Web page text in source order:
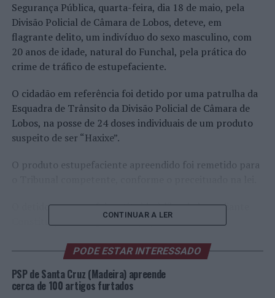
Segurança Pública, quarta-feira, dia 18 de maio, pela
Divisão Policial de Câmara de Lobos, deteve, em
flagrante delito, um indivíduo do sexo masculino, com
20 anos de idade, natural do Funchal, pela prática do
crime de tráfico de estupefaciente.
O cidadão em referência foi detido por uma patrulha da
Esquadra de Trânsito da Divisão Policial de Câmara de
Lobos, na posse de 24 doses individuais de um produto
suspeito de ser “Haxixe”.
O produto estupefaciente apreendido foi remetido para
O detido em causa foi restituído à liberdade mediante
Constituição de Arguido e sujeição a Termo de
trâmites do processo.
Foto: DR.
CONTINUAR A LER
PODE ESTAR INTERESSADO
PSP de Santa Cruz (Madeira) apreende
cerca de 100 artigos furtados